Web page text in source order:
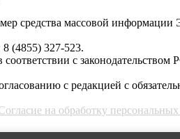
средства массовой
(4855) 327-523.
соответствии с
с редакцией с
на обработку